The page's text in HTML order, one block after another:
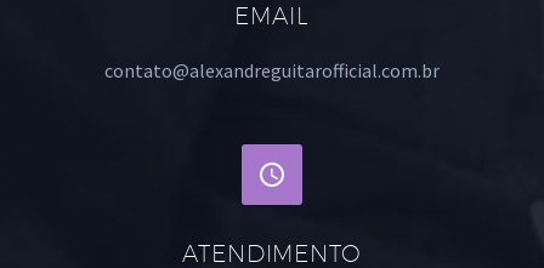
EMAIL
contato@alexandreguitarofficial.com.br


ATENDIMENTO